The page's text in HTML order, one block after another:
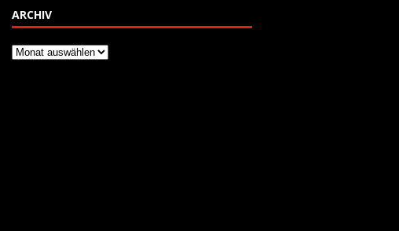
ARCHIV
Archiv